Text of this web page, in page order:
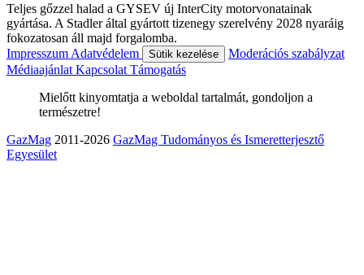
Teljes gőzzel halad a GYSEV új InterCity motorvonatainak
gyártása. A Stadler által gyártott tizenegy szerelvény 2028 nyaráig
fokozatosan áll majd forgalomba.
Impresszum Adatvédelem Sütik kezelése
Moderációs szabályzat
Médiaajánlat Kapcsolat Támogatás
Mielőtt kinyomtatja a weboldal tartalmát, gondoljon a
természetre!
GazMag 2011-2026 GazMag Tudományos és Ismeretterjesztő
Egyesület